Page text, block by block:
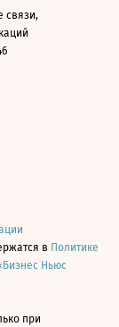
связи,
в Политике
Ньюс
при